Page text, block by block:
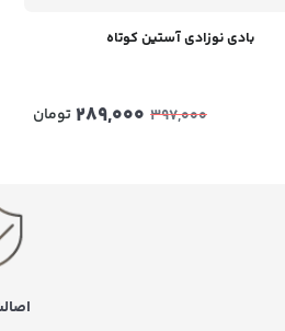
بادی نوزادی آستین کوتاه
397,000
289,000تومان